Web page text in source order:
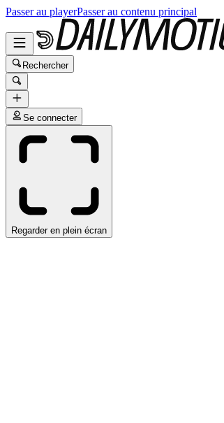
Passer au playerPasser au contenu principal
Rechercher
Se connecter
Regarder en plein écran